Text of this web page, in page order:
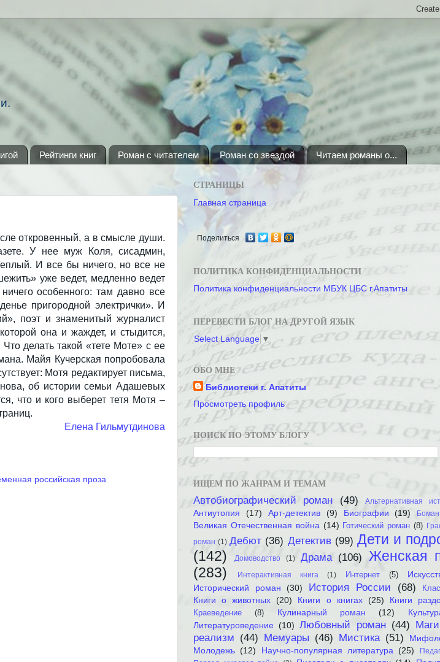
Рейтинги книг Роман с читателем Роман со звездой Читаем романы о...
откровенный, а в смысле души.
У нее муж Коля, сисадмин,
И все бы ничего, но все не
уже ведет, медленно ведет
особенного: там давно все
пригородной электрички». И
поэт и знаменитый журналист
она и жаждет, и стыдится,
делать такой «тете Моте» с ее
Майя Кучерская попробовала
Мотя редактирует письма,
об истории семьи Адашевых
что и кого выберет тетя Мотя –
Елена Гильмутдинова
российская проза
СТРАНИЦЫ
Главная страница
Поделиться
ПОЛИТИКА КОНФИДЕНЦИАЛЬНОСТИ
Политика конфиденциальности МБУК ЦБС г.Апатиты
ПЕРЕВЕСТИ БЛОГ НА ДРУГОЙ ЯЗЫК
Select Language ▼
ОБО МНЕ
Библиотеки г. Апатиты
Просмотреть профиль
ПОИСК ПО ЭТОМУ БЛОГУ
ИЩЕМ ПО ЖАНРАМ И ТЕМАМ
Автобиографический роман (49) Альтернативная
Антиутопия (17) Арт-детектив (9) Биографии (19)
Великая Отечественная война (14) Готический роман (8)
роман (1) Дебют (36) Детектив (99) Дети и
(142)
Домоводство (1) Драма (106)
Женская
(283)
Интерактивная книга (1) Интернет (5)
Исторический роман
(30) История России (68)
Книги о животных (20) Книги о книгах (25) Книги
Краеведение (8) Кулинарный роман (12)
Литературоведение
(10) Любовный роман (44)
реализм (44) Мемуары (46) Мистика (51)
Молодежь (12) Научно-популярная литература (25)